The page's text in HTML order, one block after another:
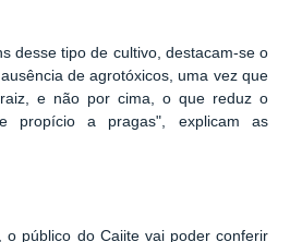
desse tipo de cultivo, destacam-se o
de agrotóxicos, uma vez que
e não por cima, o que reduz o
propício a pragas", explicam as
o público do Caiite vai poder conferir